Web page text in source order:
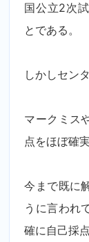
国公立2次
とである。
しかしセン
マークミス
点をほぼ確
今まで既に
うに言われ
確に自己採